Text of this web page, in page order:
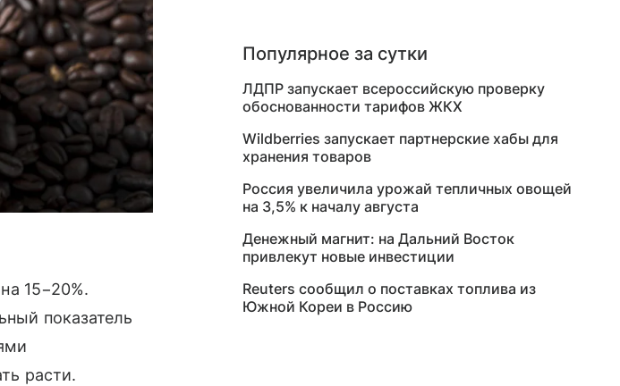
15−20%.
показатель
расти.
Популярное за сутки
ЛДПР запускает всероссийскую проверку
обоснованности тарифов ЖКХ
Wildberries запускает партнерские хабы для
хранения товаров
Россия увеличила урожай тепличных овощей
на 3,5% к началу августа
Денежный магнит: на Дальний Восток
привлекут новые инвестиции
Reuters сообщил о поставках топлива из
Южной Кореи в Россию